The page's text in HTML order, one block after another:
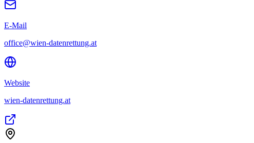
E-Mail
office@wien-datenrettung.at
Website
wien-datenrettung.at